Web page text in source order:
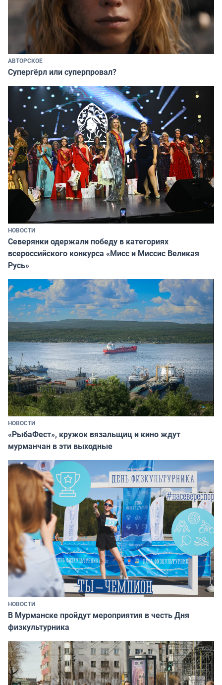
АВТОРСКОЕ
Супергёрл или суперпровал?
НОВОСТИ
Северянки одержали победу в категориях
всероссийского конкурса «Мисс и Миссис Великая
Русь»
НОВОСТИ
«РыбаФест», кружок вязальщиц и кино ждут
мурманчан в эти выходные
НОВОСТИ
В Мурманске пройдут мероприятия в честь Дня
физкультурника